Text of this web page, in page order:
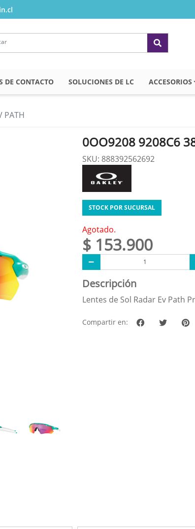
DE CONTACTO SOLUCIONES DE LC ACCESORIOS
PATH
0OO9208 9208C6
SKU: 888392562692
STOCK POR SUCURSAL
Agotado.
$ 153.900
Descripción
Lentes de Sol Radar Ev Path
Compartir en: